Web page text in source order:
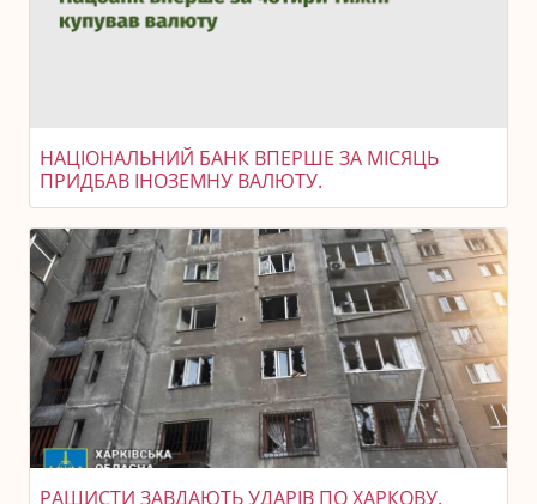
НАЦІОНАЛЬНИЙ БАНК ВПЕРШЕ ЗА МІСЯЦЬ
ПРИДБАВ ІНОЗЕМНУ ВАЛЮТУ.
РАШИСТИ ЗАВДАЮТЬ УДАРІВ ПО ХАРКОВУ.